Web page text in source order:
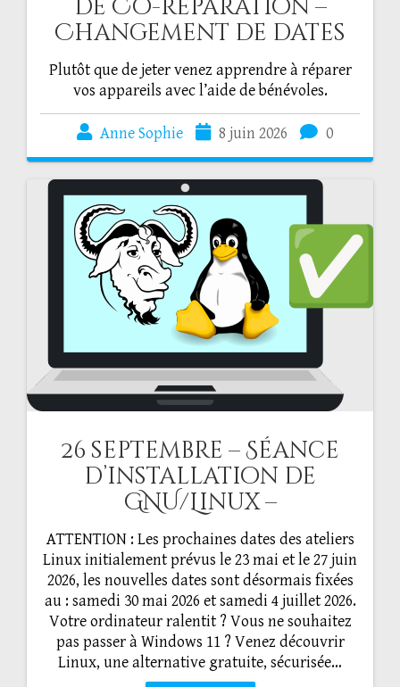
de Co-réparation –
Changement de dates
Plutôt que de jeter venez apprendre à réparer
vos appareils avec l’aide de bénévoles.
Anne Sophie 8 juin 2026 0
26 septembre – Séance
d’installation de
GNU/Linux –
ATTENTION : Les prochaines dates des ateliers
Linux initialement prévus le 23 mai et le 27 juin
2026, les nouvelles dates sont désormais fixées
au : samedi 30 mai 2026 et samedi 4 juillet 2026.
Votre ordinateur ralentit ? Vous ne souhaitez
pas passer à Windows 11 ? Venez découvrir
Linux, une alternative gratuite, sécurisée…